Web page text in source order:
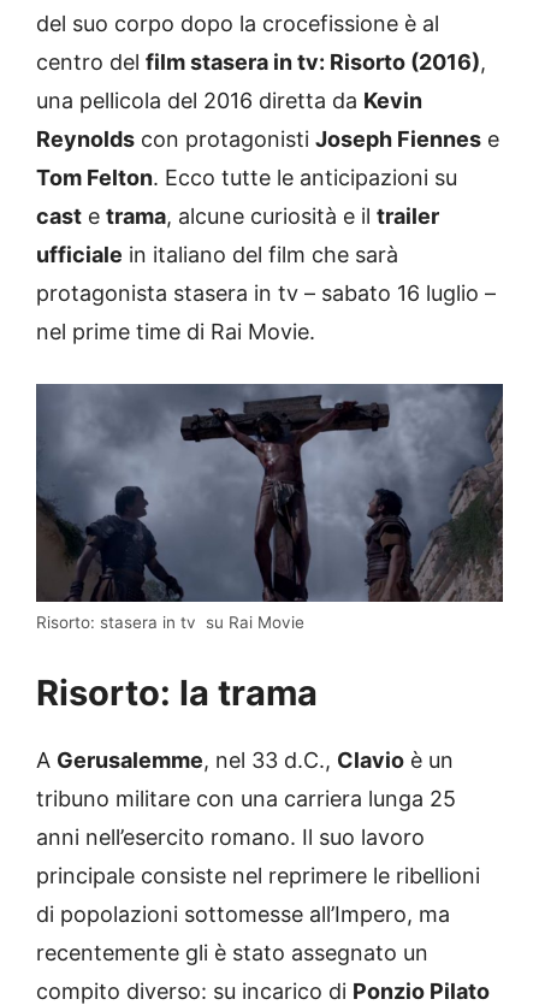
del suo corpo dopo la crocefissione è al
centro del film stasera in tv: Risorto (2016),
una pellicola del 2016 diretta da Kevin
Reynolds con protagonisti Joseph Fiennes e
Tom Felton. Ecco tutte le anticipazioni su
cast e trama, alcune curiosità e il trailer
ufficiale in italiano del film che sarà
protagonista stasera in tv – sabato 16 luglio –
nel prime time di Rai Movie.
Risorto: stasera in tv su Rai Movie
Risorto: la trama
A Gerusalemme, nel 33 d.C., Clavio è un
tribuno militare con una carriera lunga 25
anni nell’esercito romano. Il suo lavoro
principale consiste nel reprimere le ribellioni
di popolazioni sottomesse all’Impero, ma
recentemente gli è stato assegnato un
compito diverso: su incarico di Ponzio Pilato